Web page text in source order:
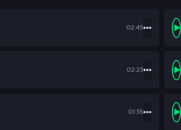
02:45
02:23
01:35